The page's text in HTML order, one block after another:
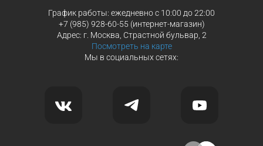
График работы: ежедневно с 10:00 до 22:00
+7 (985) 928-60-55 (интернет-магазин)
Адрес: г. Москва, Страстной бульвар, 2
Посмотреть на карте
Мы в социальных сетях: